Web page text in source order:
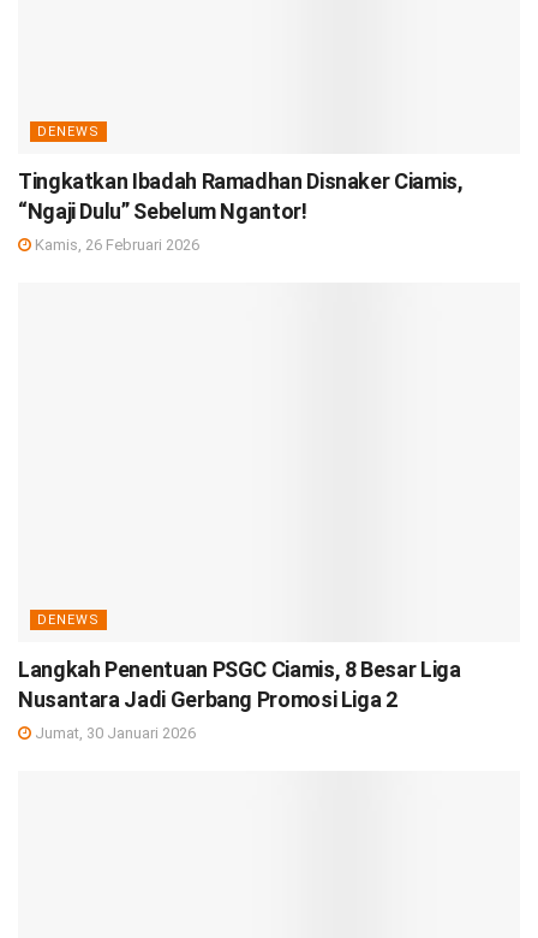
DENEWS
Tingkatkan Ibadah Ramadhan Disnaker Ciamis,
“Ngaji Dulu” Sebelum Ngantor!
Kamis, 26 Februari 2026
DENEWS
Langkah Penentuan PSGC Ciamis, 8 Besar Liga
Nusantara Jadi Gerbang Promosi Liga 2
Jumat, 30 Januari 2026